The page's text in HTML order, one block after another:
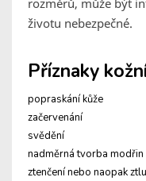
rozměrů, může být
životu nebezpečné.
Příznaky
popraskání kůže
začervenání
svědění
nadměrná tvorba modřin
ztenčení nebo naopak